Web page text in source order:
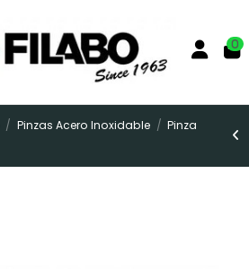
0
Pinzas Acero Inoxidable
Pinza